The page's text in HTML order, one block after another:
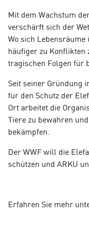
Mit dem Wachstum
verschärft sich der
Wo sich
häufiger zu Konflikten
tragischen Folgen für
Seit seiner Gründung
für den Schutz der
Ort arbeitet die
Tiere zu bewahren
bekämpfen.
Der WWF will die
schützen und ARKU
Erfahren Sie mehr